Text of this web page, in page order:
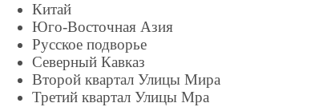
Китай
Юго-Восточная Азия
Русское подворье
Северный Кавказ
Второй квартал Улицы Мира
Третий квартал Улицы Мра